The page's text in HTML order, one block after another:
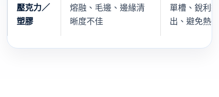
壓克力／
塑膠
熔融、毛邊、邊緣清
晰度不佳
單槽、銳利
出、避免熱